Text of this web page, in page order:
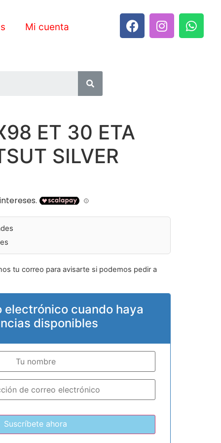
Mi cuenta
ET 30 ETA
SILVER
tu correo para avisarte si podemos pedir a
electrónico cuando haya
disponibles